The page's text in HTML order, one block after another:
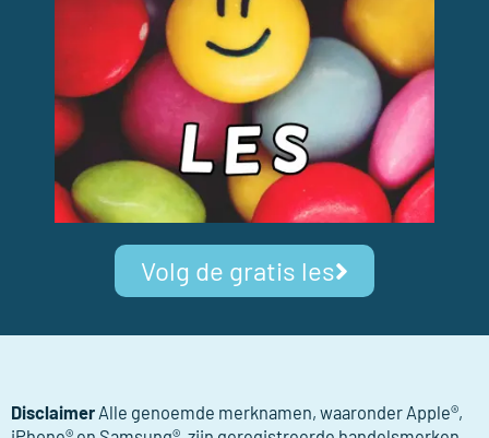
Volg de gratis les
Disclaimer Alle genoemde merknamen, waaronder Apple®,